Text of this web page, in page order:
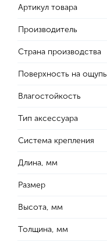
Артикул товара
Производитель
Страна производства
Поверхность на ощупь
Влагостойкость
Тип аксессуара
Система крепления
Длина, мм
Размер
Высота, мм
Толщина, мм